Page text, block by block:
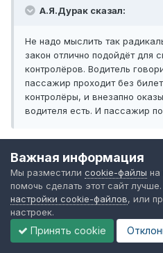
А.Я.Дурак сказал:
Не надо мыслить так
закон отлично подойдёт для
контролёров. Водитель
пассажир проходит без
контролёры, и внезапно
водителя есть. И пассажир
Varanas сказал:
Оно бы правильно, только от
что всем, по сути, на все
Важная информация
Мы разместили cookie-файлы на
помочь сделать этот сайт
настройки cookie-файлов, или
настроек.
Принять cookie